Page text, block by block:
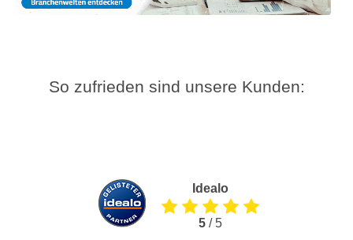
So zufrieden sind unsere Kunden:
Idealo
5/ 5